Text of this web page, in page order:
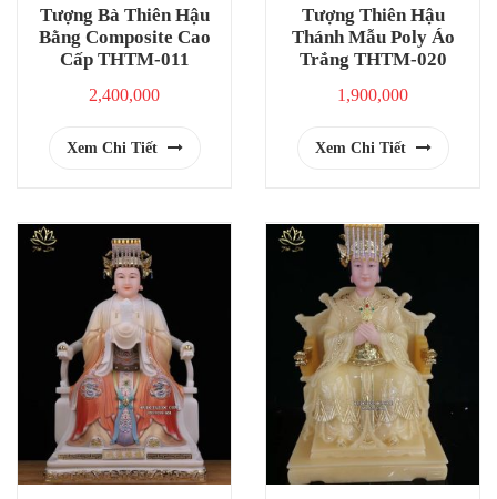
Tượng Bà Thiên Hậu
Bằng Composite Cao
Cấp THTM-011
2,400,000
Xem Chi Tiết
Tượng Thiên Hậu
Thánh Mẫu Poly Áo
Trắng THTM-020
1,900,000
Xem Chi Tiết